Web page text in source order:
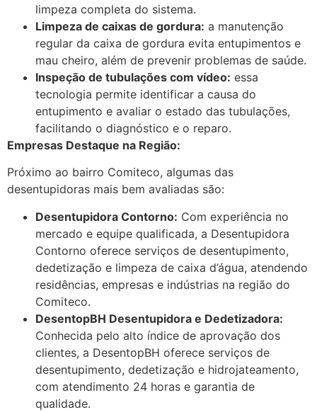
limpeza completa do sistema.
Limpeza de caixas de gordura: a manutenção
regular da caixa de gordura evita entupimentos e
mau cheiro, além de prevenir problemas de saúde.
Inspeção de tubulações com vídeo: essa
tecnologia permite identificar a causa do
entupimento e avaliar o estado das tubulações,
facilitando o diagnóstico e o reparo.
Empresas Destaque na Região:
Próximo ao bairro Comiteco, algumas das
desentupidoras mais bem avaliadas são:
Desentupidora Contorno: Com experiência no
mercado e equipe qualificada, a Desentupidora
Contorno oferece serviços de desentupimento,
dedetização e limpeza de caixa d’água, atendendo
residências, empresas e indústrias na região do
Comiteco.
DesentopBH Desentupidora e Dedetizadora:
Conhecida pelo alto índice de aprovação dos
clientes, a DesentopBH oferece serviços de
desentupimento, dedetização e hidrojateamento,
com atendimento 24 horas e garantia de
qualidade.